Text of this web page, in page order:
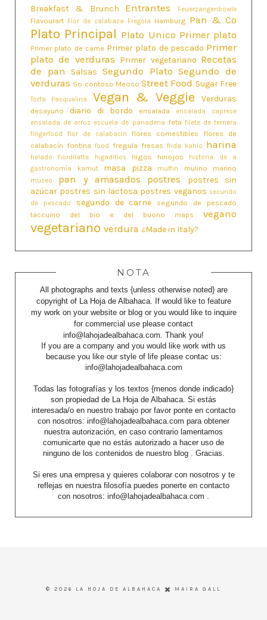
Breakfast & Brunch Entrantes Feuerzangenbowle
Flavourart Flor de calabaza Fregola Hamburg Pan & Co
Plato Principal Plato Unico Primer plato
Primer plato de carne Primer plato de pescado Primer
plato de verduras Primer vegetariano Recetas
de pan
Salsas Segundo Plato Segundo de
verduras So contoso Meoso Street Food Sugar Free
Torta Pasqualina Vegan & Veggie Verduras
desayuno diario di bordo ensalada
ensalada caprese
ensalada de arroz escuela de panaderia feta filete de ternera
fingerfood
flor de calabacin flores comestibles
flores de
calabacín fontina food fregula fresas frida kahlo harina
helado fiordilatte higaditios higos hinojos
historia de a
gastronomía
kamut masa pizza muffin mulino marino
museo pan y amasados postres
postres sin
azúcar postres sin lactosa postres veganos secundo
de pescado
segundo de carne
segundo de pescado
taccuino del bio e del buono maps
vegano
vegetariano verdura ¿Made in Italy?
NOTA
All photographs and texts {unless otherwise noted} are
copyright of La Hoja de Albahaca. If would like to feature
my work on your website or blog or you would like to inquire
for commercial use please contact
info@lahojadealbahaca.com. Thank you!
If you are a company and you would like work with us
because you like our style of life please contac us:
info@lahojadealbahaca.com
Todas las fotografías y los textos {menos donde indicado}
son propiedad de La Hoja de Albahaca. Si estás
interesada/o en nuestro trabajo por favor ponte en contacto
con nosotros: info@lahojadealbahaca.com para obtener
nuestra autorización, en caso contrario lamentamos
comunicarte que no estás autorizado a hacer uso de
ninguno de los contenidos de nuestro blog . Gracias.
Si eres una empresa y quieres colaborar con nosotros y te
reflejas en nuestra filosofía puedes ponerte en contacto
con nosotros: info@lahojadealbahaca.com .
© 2026 LA HOJA DE ALBAHACA MAIRA GALL